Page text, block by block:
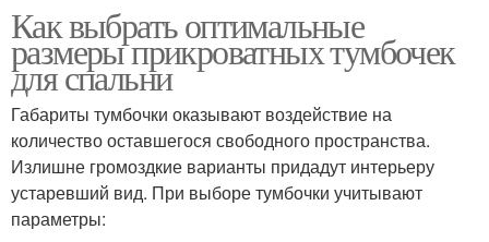
Как выбрать оптимальные
размеры прикроватных тумбочек
для спальни
Габариты тумбочки оказывают воздействие на
количество оставшегося свободного пространства.
Излишне громоздкие варианты придадут интерьеру
устаревший вид. При выборе тумбочки учитывают
параметры: